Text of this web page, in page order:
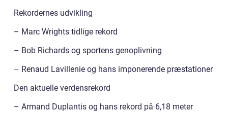
Rekordernes udvikling
– Marc Wrights tidlige rekord
– Bob Richards og sportens genoplivning
– Renaud Lavillenie og hans imponerende præstationer
Den aktuelle verdensrekord
– Armand Duplantis og hans rekord på 6,18 meter